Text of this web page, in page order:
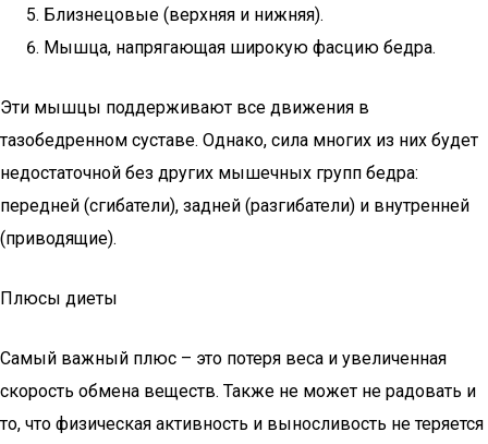
Близнецовые (верхняя и нижняя).
Мышца, напрягающая широкую фасцию бедра.
Эти мышцы поддерживают все движения в
тазобедренном суставе. Однако, сила многих из них будет
недостаточной без других мышечных групп бедра:
передней (сгибатели), задней (разгибатели) и внутренней
(приводящие).
Плюсы диеты
Самый важный плюс – это потеря веса и увеличенная
скорость обмена веществ. Также не может не радовать и
то, что физическая активность и выносливость не теряется